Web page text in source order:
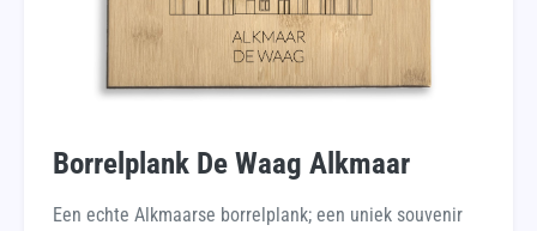
Borrelplank De Waag Alkmaar
Een echte Alkmaarse borrelplank; een uniek souvenir